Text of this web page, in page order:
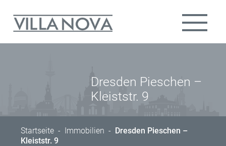
Dresden Pieschen –
Kleiststr. 9
Startseite - Immobilien - Dresden Pieschen –
Kleiststr. 9